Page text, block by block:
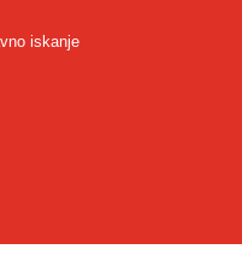
iskanje